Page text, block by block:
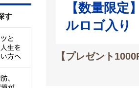
す
【数量限
ルロゴ入り
【プレゼント